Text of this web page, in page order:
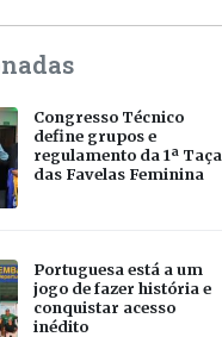
Congresso Técnico
define grupos e
regulamento da 1ª Taça
das Favelas Feminina
Portuguesa está a um
jogo de fazer história e
conquistar acesso
inédito